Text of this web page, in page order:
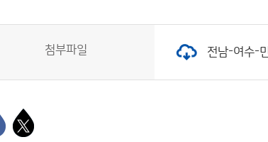
첨부파일 전남-여수-